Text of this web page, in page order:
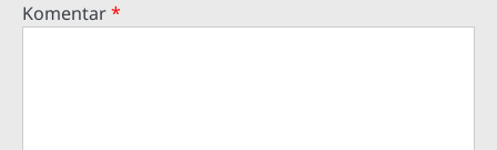
Komentar*